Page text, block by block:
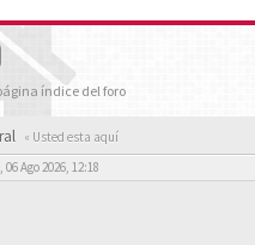
índice del foro
« Usted esta aquí
Ago 2026, 12:18